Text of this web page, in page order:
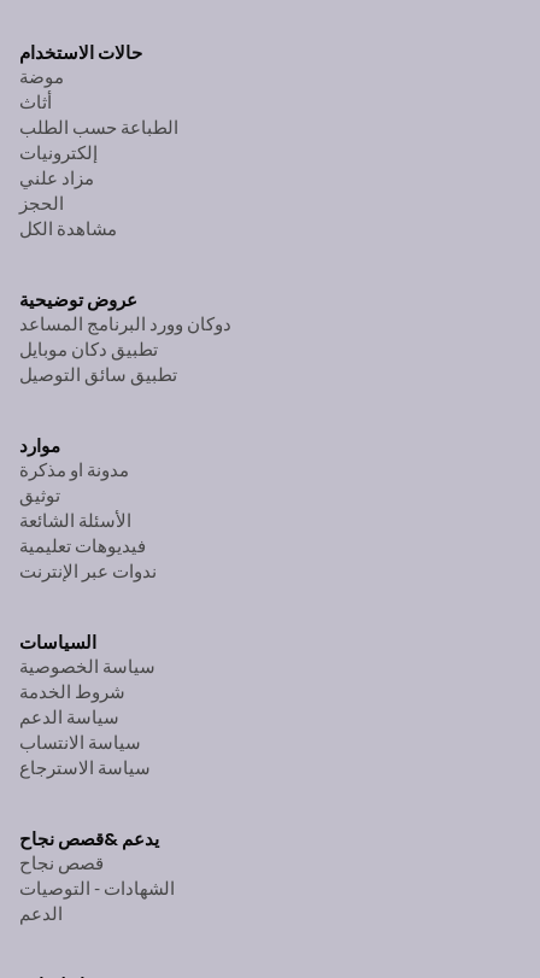
حالات الاستخدام
موضة
أثاث
الطباعة حسب الطلب
إلكترونيات
مزاد علني
الحجز
مشاهدة الكل
عروض توضيحية
دوكان وورد البرنامج المساعد
تطبيق دكان موبايل
تطبيق سائق التوصيل
موارد
مدونة او مذكرة
توثيق
الأسئلة الشائعة
فيديوهات تعليمية
ندوات عبر الإنترنت
السياسات
سياسة الخصوصية
شروط الخدمة
سياسة الدعم
سياسة الانتساب
سياسة الاسترجاع
يدعم &قصص نجاح
قصص نجاح
الشهادات - التوصيات
الدعم